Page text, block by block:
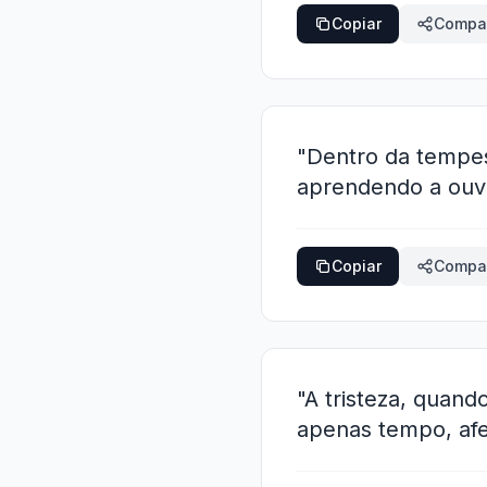
Copiar
"Dentro da
aprendendo a
Copiar
"A tristeza,
apenas tempo,